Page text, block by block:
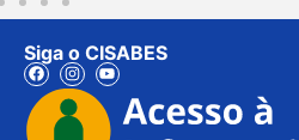
Siga o CISABES